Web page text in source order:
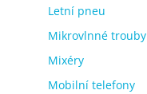
Letní pneu
Mikrovlnné trouby
Mixéry
Mobilní telefony